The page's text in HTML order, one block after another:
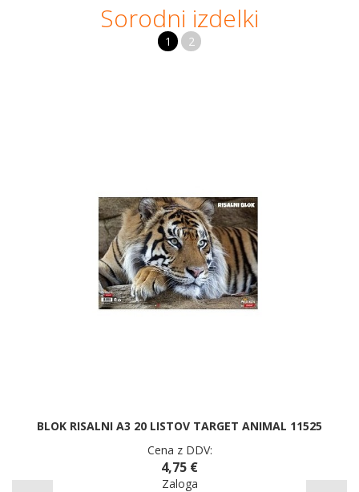
Sorodni izdelki
1 2
BLOK RISALNI A3 20 LISTOV TARGET ANIMAL 11525
Cena z DDV:
4,75 €
Zaloga